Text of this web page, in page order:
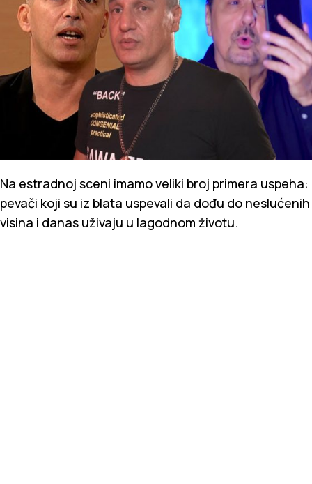
Na estradnoj sceni imamo veliki broj primera uspeha:
pevači koji su iz blata uspevali da dođu do neslućenih
visina i danas uživaju u lagodnom životu.